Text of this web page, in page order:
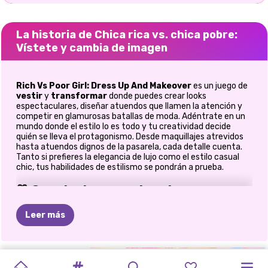
La historia de Chica rica vs. chica pobre:
Vístete y cambia de imagen
Rich Vs Poor Girl: Dress Up And Makeoveres un juego de
vestiry transformardonde puedes crear looks
espectaculares, diseñar atuendos que llamen la atención y
competir en glamurosas batallas de moda. Adéntrate en un
mundo donde el estilo lo es todo y tu creatividad decide
quién se lleva el protagonismo. Desde maquillajes atrevidos
hasta atuendos dignos de la pasarela, cada detalle cuenta.
Tanto si prefieres la elegancia de lujo como el estilo casual
chic, tus habilidades de estilismo se pondrán a prueba.
👗 Crea looks espectaculares
Tu viaje comienza con una transformación completa. De pies
a cabeza, cada detalle está en tus manos. Lograrás:
brillo
Experimenta con peinados y colores de cabello
Leer más
VÍSTETE
VÍSTETE JUEGOS
CAMBIO CAMBIO CAMBIO